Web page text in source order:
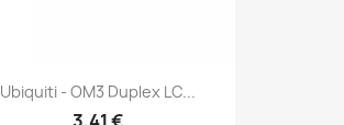
Ubiquiti - OM3 Duplex LC...